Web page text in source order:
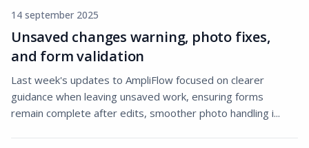
14 september 2025
Unsaved changes warning, photo fixes,
and form validation
Last week's updates to AmpliFlow focused on clearer
guidance when leaving unsaved work, ensuring forms
remain complete after edits, smoother photo handling i...